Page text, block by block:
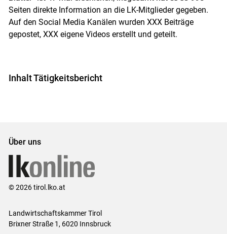
Seiten direkte Information an die LK-Mitglieder gegeben.
Auf den Social Media Kanälen wurden XXX Beiträge
gepostet, XXX eigene Videos erstellt und geteilt.
Inhalt Tätigkeitsbericht
Über uns
© 2026 tirol.lko.at
Landwirtschaftskammer Tirol
Brixner Straße 1, 6020 Innsbruck